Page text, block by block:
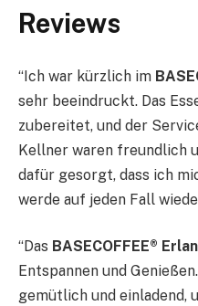
Reviews
“Ich war kürzlich im
sehr beeindruckt. Das
zubereitet, und der
Kellner waren freundlich
dafür gesorgt, dass ich
werde auf jeden Fall
“Das BASECOFFEE®
Entspannen und
gemütlich und einladend,